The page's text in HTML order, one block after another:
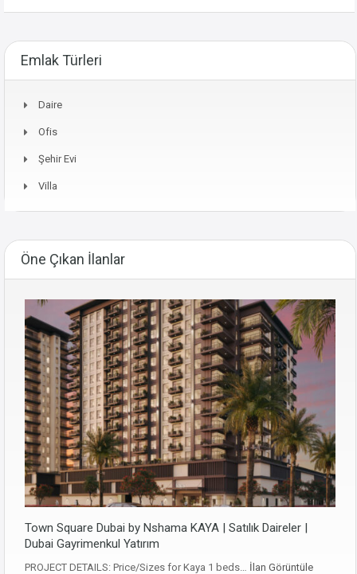
Emlak Türleri
Daire
Ofis
Şehir Evi
Villa
Öne Çıkan İlanlar
Town Square Dubai by Nshama KAYA | Satılık Daireler |
Dubai Gayrimenkul Yatırım
PROJECT DETAILS: Price/Sizes for Kaya 1 beds… İlan Görüntüle